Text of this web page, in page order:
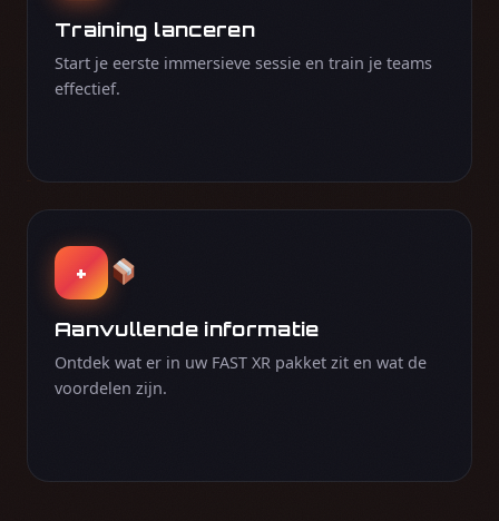
Training lanceren
Start je eerste immersieve sessie en train je teams
effectief.
+
Aanvullende informatie
Ontdek wat er in uw FAST XR pakket zit en wat de
voordelen zijn.